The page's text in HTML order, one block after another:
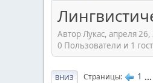
Автор Лукас, апреля
0 Пользователи и 1
ВНИЗ Страницы 1 ...